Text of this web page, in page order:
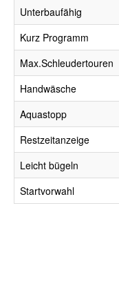
Unterbaufähig
Kurz Programm
Max.Schleudertouren
Handwäsche
Aquastopp
Restzeitanzeige
Leicht bügeln
Startvorwahl